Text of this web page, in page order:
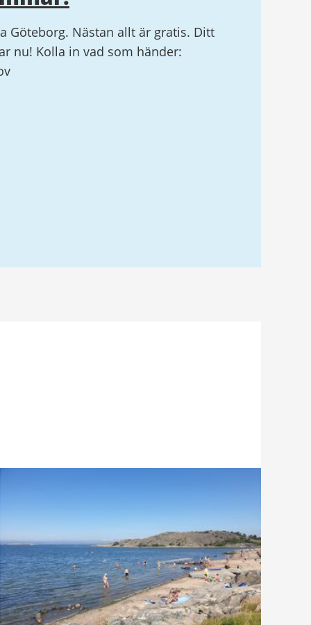
Göteborg. Nästan allt är gratis. Ditt
nu! Kolla in vad som händer: